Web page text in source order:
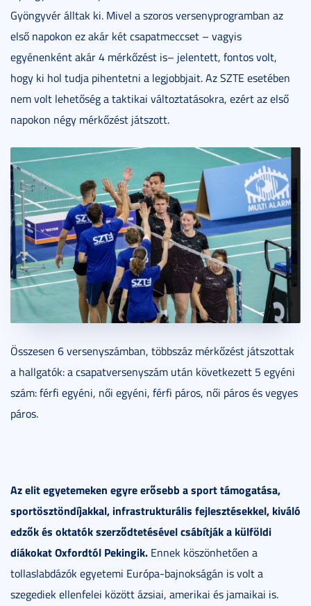
Gyöngyvér álltak ki. Mivel a szoros versenyprogramban az
első napokon ez akár két csapatmeccset – vagyis
egyénenként akár 4 mérkőzést is– jelentett, fontos volt,
hogy ki hol tudja pihentetni a legjobbjait. Az SZTE esetében
nem volt lehetőség a taktikai változtatásokra, ezért az első
napokon négy mérkőzést játszott.
Összesen 6 versenyszámban, többszáz mérkőzést játszottak
a hallgatók: a csapatversenyszám után következett 5 egyéni
szám: férfi egyéni, női egyéni, férfi páros, női páros és vegyes
páros.
Az elit egyetemeken egyre erősebb a sport támogatása,
sportösztöndíjakkal, infrastrukturális fejlesztésekkel, kiváló
edzők és oktatók szerződtetésével csábítják a külföldi
diákokat Oxfordtól Pekingik. Ennek köszönhetően a
tollaslabdázók egyetemi Európa-bajnokságán is volt a
szegediek ellenfelei között ázsiai, amerikai és jamaikai is.